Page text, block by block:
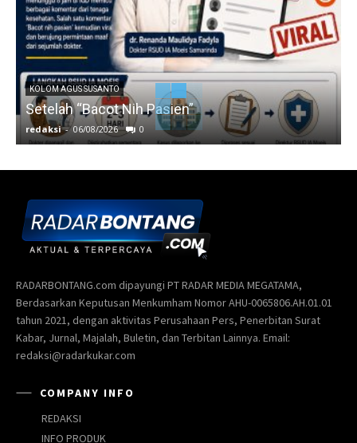
KOLOM AGUS SUSANTO
Setelah “Bacot Nih Pasien”
redaksi - 06/08/2026 0
RADARBONTANG.com dipayungi PT RADAR MEDIA MEGATAMA,
Berdasarkan Keputusan Menkumham Nomor AHU-0065806.AH.01.01
tahun 2021, dengan aktivitas Perusahaan Pers, Penerbitan Surat
Kabar, Jurnal, Majalah, Buletin, dan Terbitan Lainnya. Email:
redaksi@radarkukar.com
COMPANY INFO
REDAKSI
INFO PRODUK